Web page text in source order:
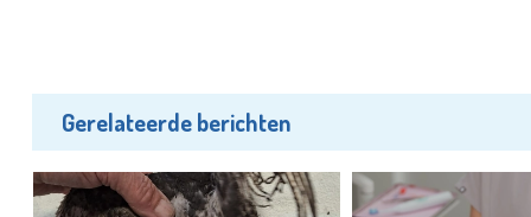
Gerelateerde berichten